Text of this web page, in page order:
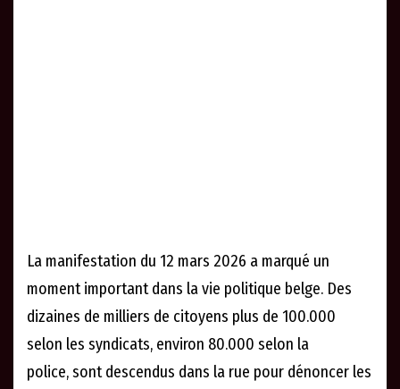
La manifestation du 12 mars 2026 a marqué un
moment important dans la vie politique belge. Des
dizaines de milliers de citoyens plus de 100.000
selon les syndicats, environ 80.000 selon la
police, sont descendus dans la rue pour dénoncer les